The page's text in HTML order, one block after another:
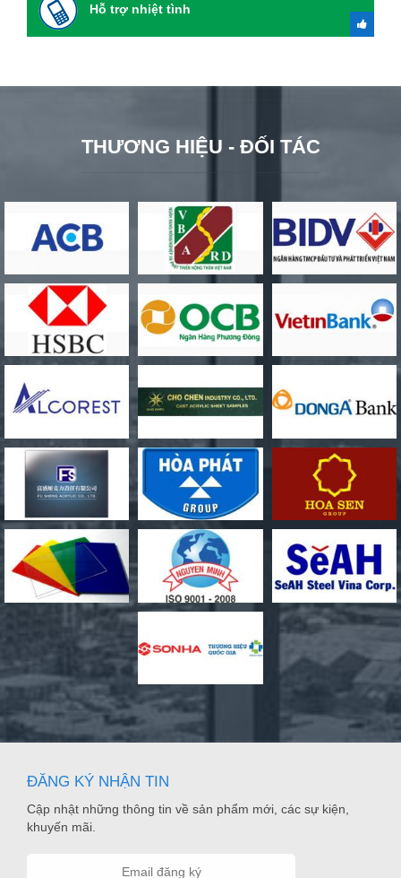
Hỗ trợ nhiệt tình
THƯƠNG HIỆU - ĐỐI TÁC
ĐĂNG KÝ NHẬN TIN
Cập nhật những thông tin về sản phẩm mới, các sự kiện,
khuyến mãi.